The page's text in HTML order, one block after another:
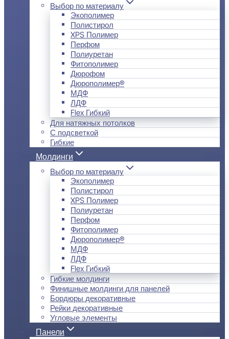
Выбор по материалу
Экополимер
Полистирол
XPS Полимер
Перфом
Полиуретан
Фитополимер
Дюрофом
Дюрополимер®
МДФ
ЛДФ
Flex Гибкий
Для натяжных потолков
С подсветкой
Гибкие
Молдинги
Выбор по материалу
Экополимер
Полистирол
XPS Полимер
Полиуретан
Перфом
Фитополимер
Дюрополимер®
МДФ
ЛДФ
Flex Гибкий
Гибкие молдинги
Финишные молдинги для панелей
Бордюры декоративные
Рейки декоративные
Угловые элементы
Панели